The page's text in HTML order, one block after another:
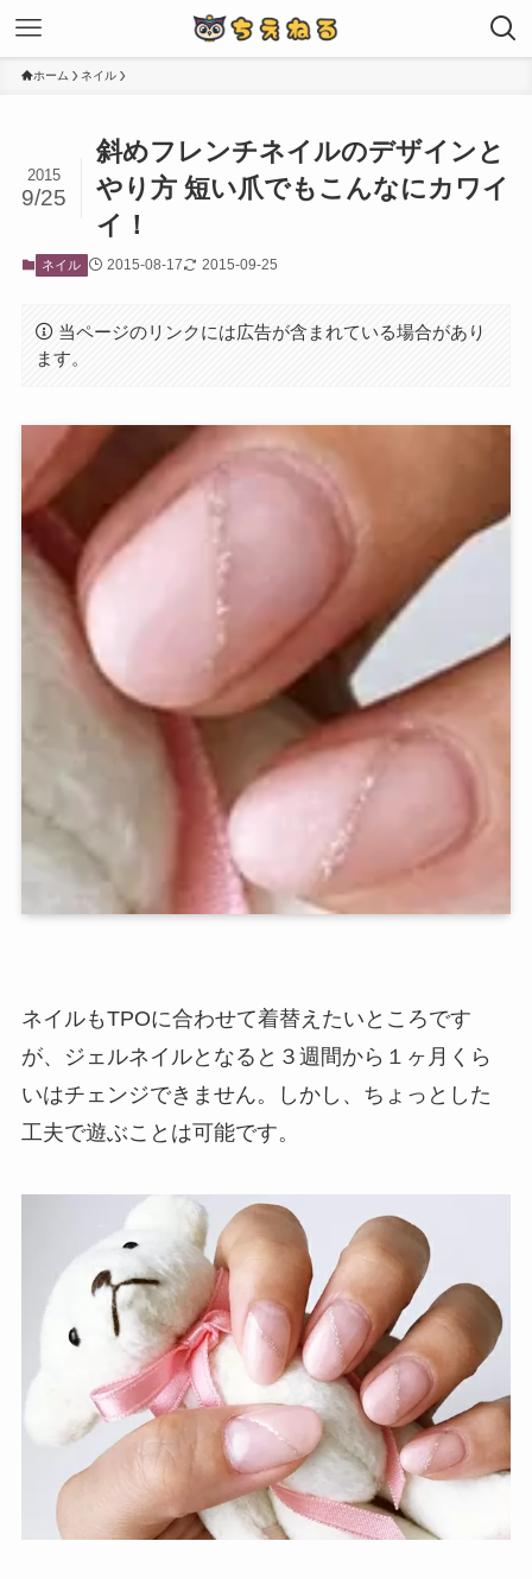
ホーム ネイル
斜めフレンチネイルのデザインと
やり方 短い爪でもこんなにカワイ
イ！
2015
9/25
ネイル 2015-08-17 2015-09-25
当ページのリンクには広告が含まれている場合があり
ます。
ネイルもTPOに合わせて着替えたいところです
が、ジェルネイルとなると３週間から１ヶ月くら
いはチェンジできません。しかし、ちょっとした
工夫で遊ぶことは可能です。